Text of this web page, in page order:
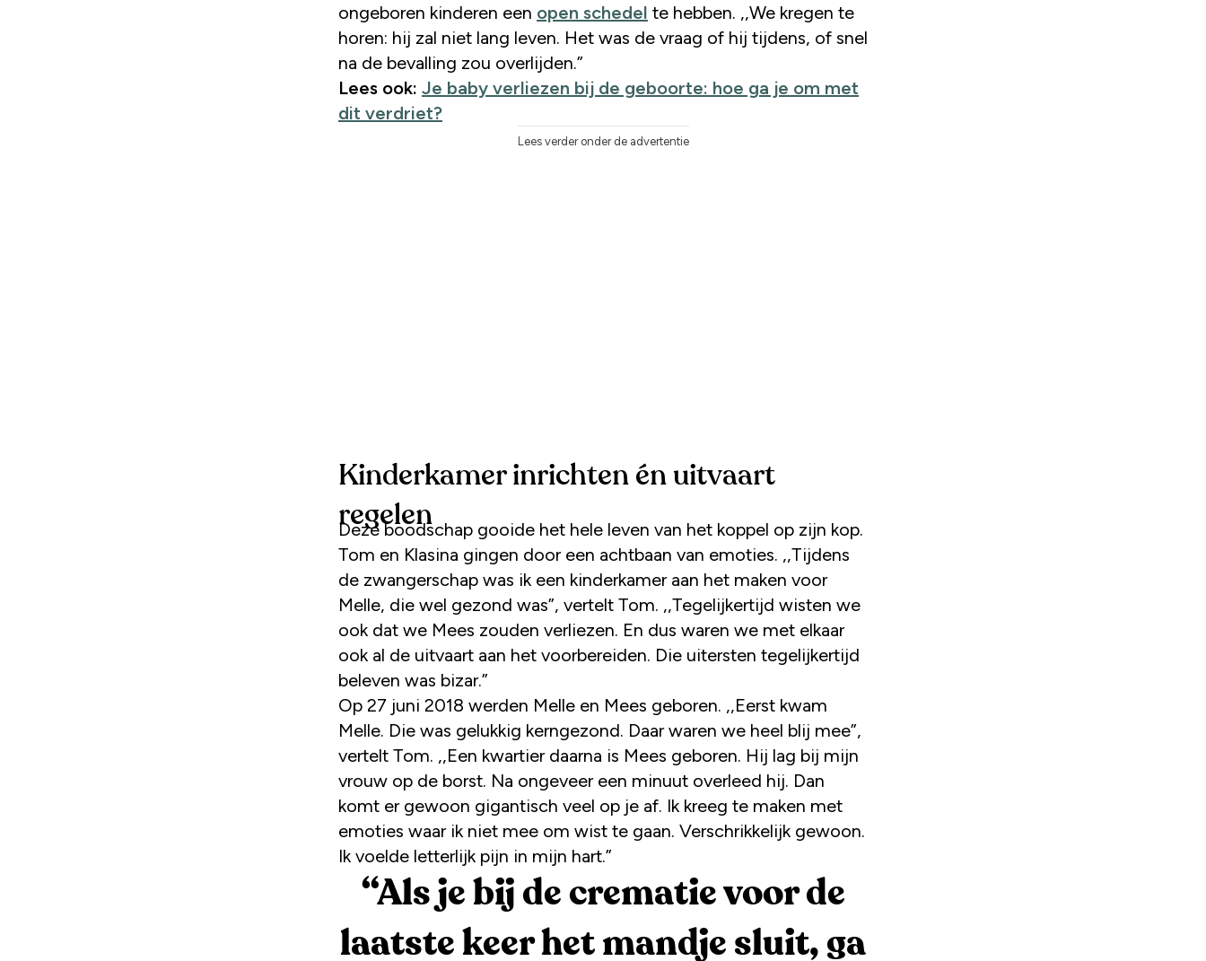
ongeboren kinderen een open schedel te hebben. ,,We kregen te
horen: hij zal niet lang leven. Het was de vraag of hij tijdens, of snel
na de bevalling zou overlijden.”
Lees ook: Je baby verliezen bij de geboorte: hoe ga je om met
dit verdriet?
Lees verder onder de advertentie
Kinderkamer inrichten én uitvaart
regelen
Deze boodschap gooide het hele leven van het koppel op zijn kop.
Tom en Klasina gingen door een achtbaan van emoties. ,,Tijdens
de zwangerschap was ik een kinderkamer aan het maken voor
Melle, die wel gezond was”, vertelt Tom. ,,Tegelijkertijd wisten we
ook dat we Mees zouden verliezen. En dus waren we met elkaar
ook al de uitvaart aan het voorbereiden. Die uitersten tegelijkertijd
beleven was bizar.”
Op 27 juni 2018 werden Melle en Mees geboren. ,,Eerst kwam
Melle. Die was gelukkig kerngezond. Daar waren we heel blij mee”,
vertelt Tom. ,,Een kwartier daarna is Mees geboren. Hij lag bij mijn
vrouw op de borst. Na ongeveer een minuut overleed hij. Dan
komt er gewoon gigantisch veel op je af. Ik kreeg te maken met
emoties waar ik niet mee om wist te gaan. Verschrikkelijk gewoon.
Ik voelde letterlijk pijn in mijn hart.”
“Als je bij de crematie voor de
laatste keer het mandje sluit, ga